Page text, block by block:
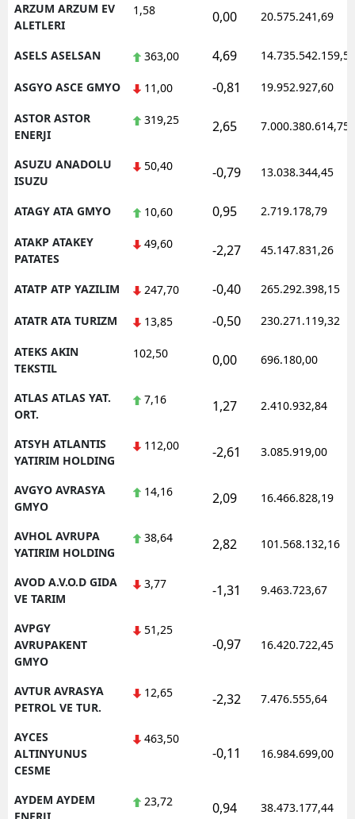
ARZUM ARZUM EV
ALETLERI
1,58 0,00 20.575.241,69
ASELS ASELSAN 363,00 4,69 14.735.542.159,50
ASGYO ASCE GMYO 11,00 -0,81 19.952.927,60
ASTOR ASTOR
ENERJI
319,25 2,65 7.000.380.614,75
ASUZU ANADOLU
ISUZU
50,40 -0,79 13.038.344,45
ATAGY ATA GMYO 10,60 0,95 2.719.178,79
ATAKP ATAKEY
PATATES
49,60 -2,27 45.147.831,26
ATATP ATP YAZILIM 247,70 -0,40 265.292.398,15
ATATR ATA TURIZM 13,85 -0,50 230.271.119,32
ATEKS AKIN
TEKSTIL
102,50 0,00 696.180,00
ATLAS ATLAS YAT.
ORT.
7,16 1,27 2.410.932,84
ATSYH ATLANTIS
YATIRIM HOLDING
112,00 -2,61 3.085.919,00
AVGYO AVRASYA
GMYO
14,16 2,09 16.466.828,19
AVHOL AVRUPA
YATIRIM HOLDING
38,64 2,82 101.568.132,16
AVOD A.V.O.D GIDA
VE TARIM
3,77 -1,31 9.463.723,67
AVPGY
AVRUPAKENT
GMYO
51,25
-0,97 16.420.722,45
AVTUR AVRASYA
PETROL VE TUR.
12,65 -2,32 7.476.555,64
AYCES
ALTINYUNUS
CESME
463,50
-0,11 16.984.699,00
AYDEM AYDEM
23,72 0,94 38.473.177,44